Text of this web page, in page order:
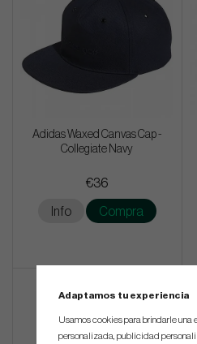
Adidas Waxed Canvas Cap -
Collegiate Navy
€36
Info Compra
Adaptamos tu experiencia
Usamos cookies para brindarle una
personalizada, publicidad